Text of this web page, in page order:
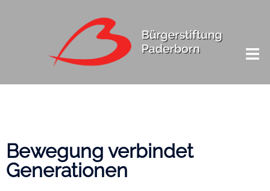
Bewegung verbindet
Generationen